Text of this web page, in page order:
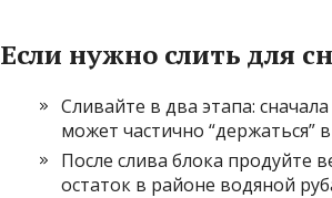
Если нужно слить для
Сливайте в два этапа:
может частично “держаться”
После слива блока продуйте
остаток в районе водяной